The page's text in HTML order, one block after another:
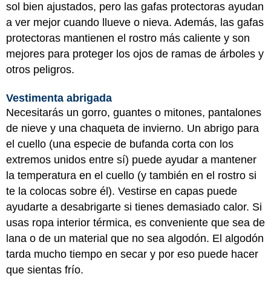
sol bien ajustados, pero las gafas protectoras ayudan
a ver mejor cuando llueve o nieva. Además, las gafas
protectoras mantienen el rostro más caliente y son
mejores para proteger los ojos de ramas de árboles y
otros peligros.
Vestimenta abrigada
Necesitarás un gorro, guantes o mitones, pantalones
de nieve y una chaqueta de invierno. Un abrigo para
el cuello (una especie de bufanda corta con los
extremos unidos entre sí) puede ayudar a mantener
la temperatura en el cuello (y también en el rostro si
te la colocas sobre él). Vestirse en capas puede
ayudarte a desabrigarte si tienes demasiado calor. Si
usas ropa interior térmica, es conveniente que sea de
lana o de un material que no sea algodón. El algodón
tarda mucho tiempo en secar y por eso puede hacer
que sientas frío.